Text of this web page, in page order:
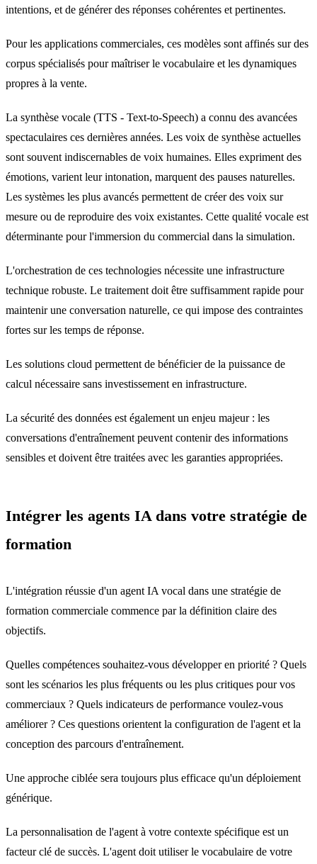
intentions, et de générer des réponses cohérentes et pertinentes.
Pour les applications commerciales, ces modèles sont affinés sur des
corpus spécialisés pour maîtriser le vocabulaire et les dynamiques
propres à la vente.
La synthèse vocale (TTS - Text-to-Speech) a connu des avancées
spectaculaires ces dernières années. Les voix de synthèse actuelles
sont souvent indiscernables de voix humaines. Elles expriment des
émotions, varient leur intonation, marquent des pauses naturelles.
Les systèmes les plus avancés permettent de créer des voix sur
mesure ou de reproduire des voix existantes. Cette qualité vocale est
déterminante pour l'immersion du commercial dans la simulation.
L'orchestration de ces technologies nécessite une infrastructure
technique robuste. Le traitement doit être suffisamment rapide pour
maintenir une conversation naturelle, ce qui impose des contraintes
fortes sur les temps de réponse.
Les solutions cloud permettent de bénéficier de la puissance de
calcul nécessaire sans investissement en infrastructure.
La sécurité des données est également un enjeu majeur : les
conversations d'entraînement peuvent contenir des informations
sensibles et doivent être traitées avec les garanties appropriées.
Intégrer les agents IA dans votre stratégie de
formation
L'intégration réussie d'un agent IA vocal dans une stratégie de
formation commerciale commence par la définition claire des
objectifs.
Quelles compétences souhaitez-vous développer en priorité ? Quels
sont les scénarios les plus fréquents ou les plus critiques pour vos
commerciaux ? Quels indicateurs de performance voulez-vous
améliorer ? Ces questions orientent la configuration de l'agent et la
conception des parcours d'entraînement.
Une approche ciblée sera toujours plus efficace qu'un déploiement
générique.
La personnalisation de l'agent à votre contexte spécifique est un
facteur clé de succès. L'agent doit utiliser le vocabulaire de votre